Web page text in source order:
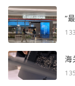
“
海